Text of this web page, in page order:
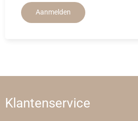
Aanmelden
Klantenservice